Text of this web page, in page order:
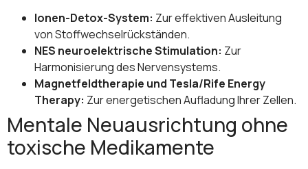
Ionen-Detox-System: Zur effektiven Ausleitung
von Stoffwechselrückständen.
NES neuroelektrische Stimulation: Zur
Harmonisierung des Nervensystems.
Magnetfeldtherapie und Tesla/Rife Energy
Therapy: Zur energetischen Aufladung Ihrer Zellen.
Mentale Neuausrichtung ohne
toxische Medikamente